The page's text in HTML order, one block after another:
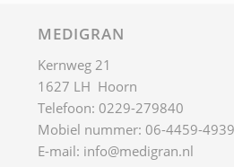
MEDIGRAN
Kernweg 21
1627 LH Hoorn
Telefoon: 0229-279840
Mobiel nummer: 06-4459-4939
E-mail: info@medigran.nl